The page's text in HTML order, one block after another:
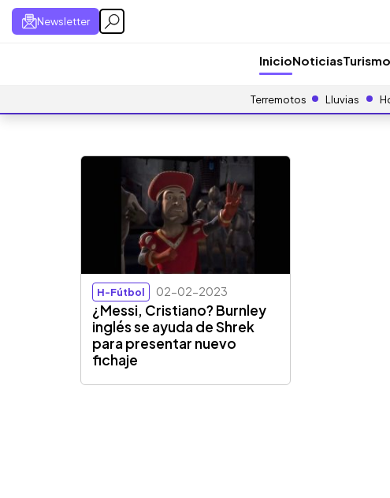
Newsletter
InicioNoticiasTurismo
Terremotos Lluvias
H-Fútbol 02-02-2023
¿Messi, Cristiano? Burnley
inglés se ayuda de Shrek
para presentar nuevo
fichaje